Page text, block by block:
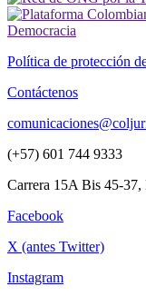
Política de protección
Contáctenos
(+57) 601 744 9333
Carrera 15A Bis 45-
Facebook
X (antes Twitter)
Instagram